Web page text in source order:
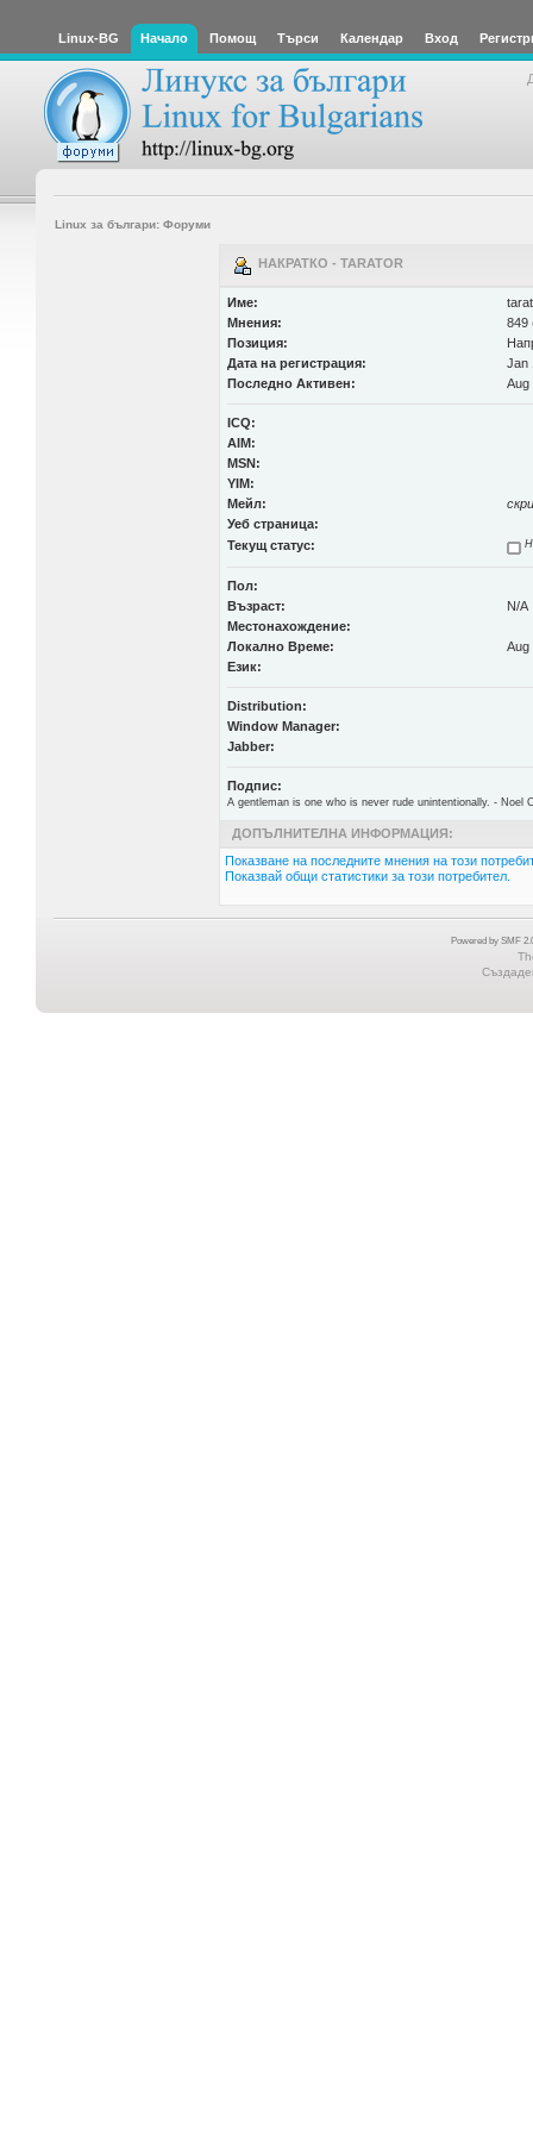
Linux-BG Начало Помощ Търси Календар Вход
Linux за българи: Форуми
НАКРАТКО - TARATOR
Име:
Мнения:
849
Позиция:
Дата на регистрация:
Jan
Последно Активен:
Aug
ICQ:
AIM:
MSN:
YIM:
Мейл:
Уеб страница:
Текущ статус:
Пол:
Възраст:
N/A
Местонахождение:
Локално Време:
Aug
Език:
Distribution:
Window Manager:
Jabber:
Подпис:
A gentleman is one who is never rude unintentionally. - Noel
ДОПЪЛНИТЕЛНА ИНФОРМАЦИЯ:
Показване на последните мнения на този
Показвай общи статистики за този потребител.
Powered by SMF